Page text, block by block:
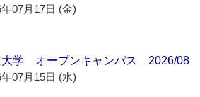
07月17日 (金)
大学 オープンキャンパス 2026/08
07月15日 (水)